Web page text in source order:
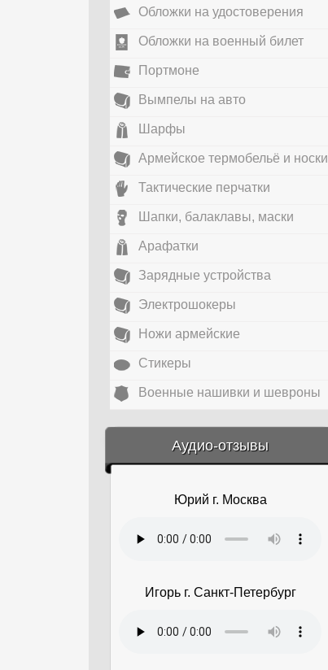
Обложки на удостоверения
Обложки на военный билет
Портмоне
Вымпелы на авто
Шарфы
Армейское термобельё и носки
Тактические перчатки
Шапки, балаклавы, маски
Арафатки
Зарядные устройства
Электрошокеры
Ножи армейские
Стикеры
Военные нашивки и шевроны
Аудио-отзывы
&amp;nbsp;
Юрий г. Москва
Игорь г. Санкт-Петербург